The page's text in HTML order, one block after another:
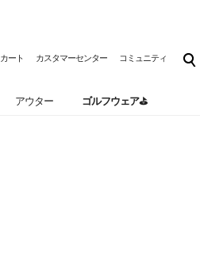
カート カスタマーセンター コミュニティ
アウター ゴルフウェア⛳